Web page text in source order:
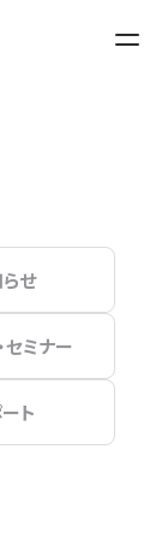
せ
セミナー
ト